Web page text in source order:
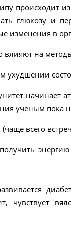
происходит
глюкозу и
изменения в
влияют на
ухудшении
начинает
ученым пока
всего
чувствует